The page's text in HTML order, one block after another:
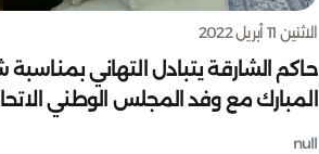
الاثنين 11 أبريل 2022
حاكم الشارقة يتبادل التهاني
المبارك مع وفد المجلس الوطني
null